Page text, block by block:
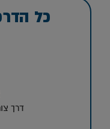
כל
דרך